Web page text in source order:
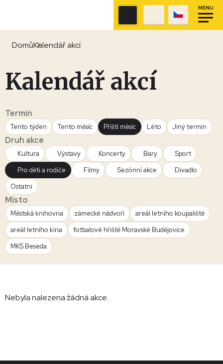
MENU
DomůKalendář akcí
Kalendář akcí
Termín
Tento týden Tento měsíc Příští měsíc Léto Jiný termín
Druh akce
Kultura Výstavy Koncerty Bary
Sport
Pro děti a rodiče
Filmy Sezónní akce
Divadlo
Ostatní
Místo
Městská knihovna zámecké nádvoří
areál letního koupaliště
areál letního kina
fotbalové hřiště Moravské Budějovice
MKS Beseda
Nebyla nalezena žádná akce.